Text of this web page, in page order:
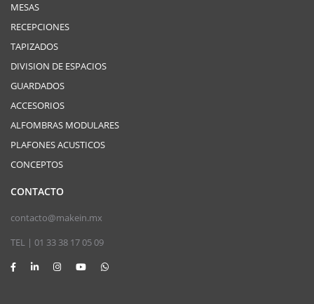
MESAS
RECEPCIONES
TAPIZADOS
DIVISION DE ESPACIOS
GUARDADOS
ACCESORIOS
ALFOMBRAS MODULARES
PLAFONES ACUSTICOS
CONCEPTOS
CONTACTO
contacto@makein.mx
TEL | 01 33 38 17 05 09